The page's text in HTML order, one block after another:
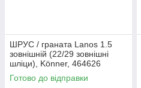
ШРУС / граната Lanos 1.5
зовнішній (22/29 зовнішні
шліци), Könner, 464626
Готово до відправки